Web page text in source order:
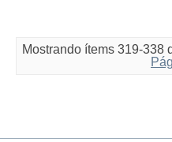
Mostrando ítems 319-338